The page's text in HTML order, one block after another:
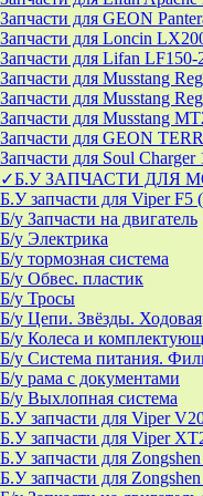
Запчасти для GEON
Запчасти для Loncin
Запчасти для Lifan
Запчасти для Musstang
Запчасти для Musstang
Запчасти для Musstang
Запчасти для GEON
Запчасти для Soul Charger
✓Б.У ЗАПЧАСТИ ДЛЯ
Б.У запчасти для Viper F5
Б/у Запчасти на двигатель
Б/у Электрика
Б/у тормозная система
Б/у Обвес. пластик
Б/у Тросы
Б/у Цепи. Звёзды. Ходовая
Б/у Колеса и
Б/у Система питания.
Б/у рама с документами
Б/у Выхлопная система
Б.У запчасти для Viper
Б.У запчасти для Viper
Б.У запчасти для
Б.У запчасти для